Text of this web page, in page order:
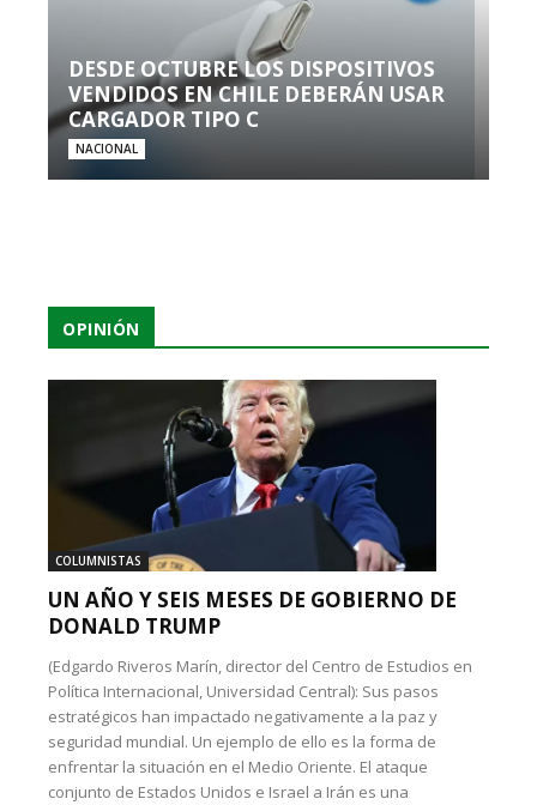
DESDE OCTUBRE LOS DISPOSITIVOS
VENDIDOS EN CHILE DEBERÁN USAR
CARGADOR TIPO C
NACIONAL
OPINIÓN
COLUMNISTAS
UN AÑO Y SEIS MESES DE GOBIERNO DE
DONALD TRUMP
(Edgardo Riveros Marín, director del Centro de Estudios en
Política Internacional, Universidad Central): Sus pasos
estratégicos han impactado negativamente a la paz y
seguridad mundial. Un ejemplo de ello es la forma de
enfrentar la situación en el Medio Oriente. El ataque
conjunto de Estados Unidos e Israel a Irán es una